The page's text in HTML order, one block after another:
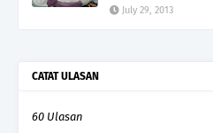
July 29, 2013
CATAT ULASAN
60 Ulasan